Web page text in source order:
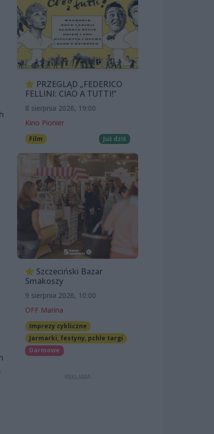
PRZEGLĄD „FEDERICO
FELLINI: CIAO A TUTTI!”
8 sierpnia 2026, 19:00
Kino Pionier
Film Już dziś
Szczeciński Bazar
Smakoszy
9 sierpnia 2026, 10:00
OFF Marina
Imprezy cykliczne
Jarmarki, festyny, pchle targi
Darmowe